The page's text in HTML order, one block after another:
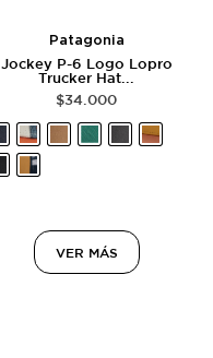
Patagonia
Jockey P-6 Logo Lopro
Trucker Hat...
$34.000
VER MÁS